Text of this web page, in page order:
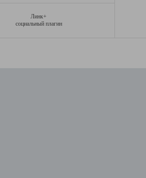
Линк+
социальный плагин